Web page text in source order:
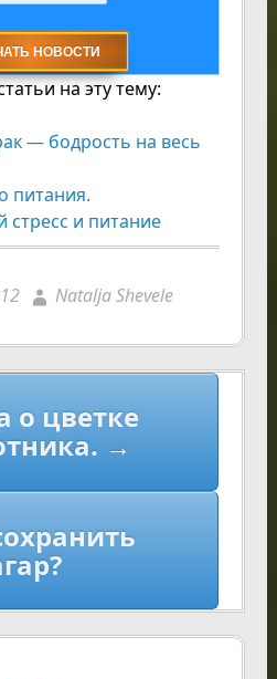
на эту тему:
— бодрость на весь
питания.
и питание
Natalja Shevele
о цветке
→